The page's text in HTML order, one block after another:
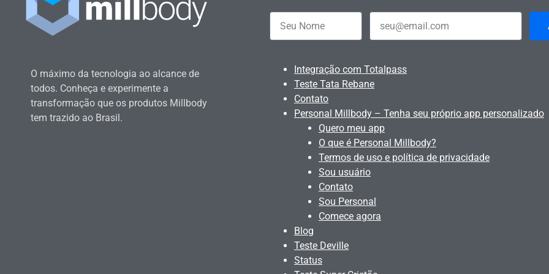
O máximo da tecnologia ao alcance de
todos. Conheça e experimente a
transformação que os produtos Millbody
tem trazido ao Brasil.
Integração com Totalpass
Teste Tata Rebane
Contato
Personal Millbody – Tenha seu próprio app personalizado
Quero meu app
O que é Personal Millbody?
Termos de uso e política de privacidade
Sou usuário
Contato
Sou Personal
Comece agora
Blog
Teste Deville
Status